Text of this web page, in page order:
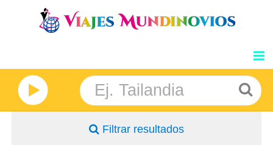
GRANDES VIAJES
NOSOTROS
Filtrar resultados